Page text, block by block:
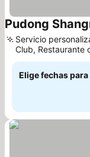
Pudong
Servicio
Club, Restaurante
con vistas al Bund
Elige fechas